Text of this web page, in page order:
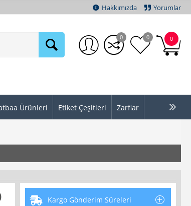
Hakkımızda Yorumlar
0
0 0
Ürünleri Etiket Çeşitleri Zarflar
Kargo Gönderim Süreleri